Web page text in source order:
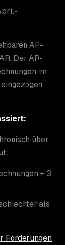
AR-
Der AR-
im
über
+ 3
als
Forderungen